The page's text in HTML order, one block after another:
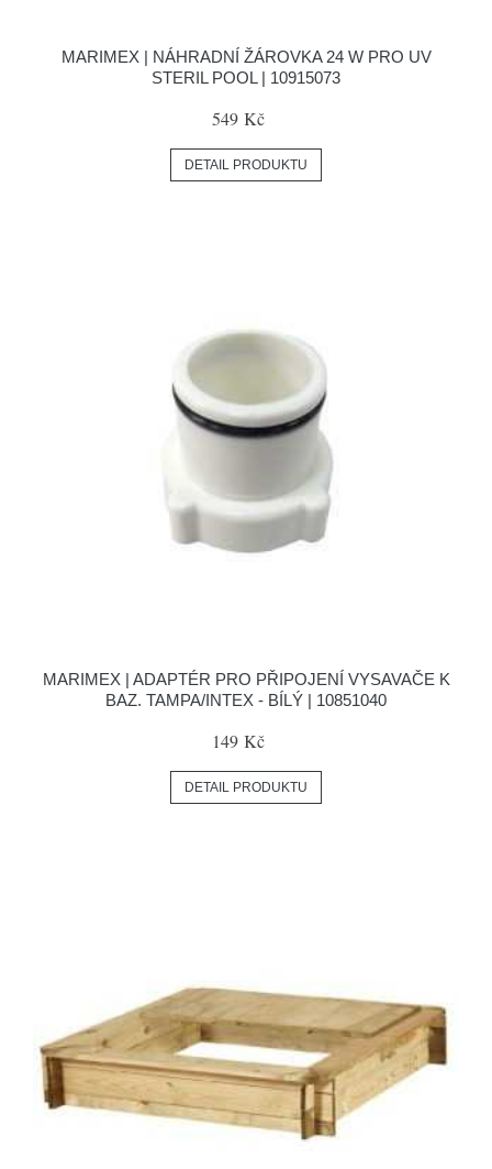
MARIMEX | NÁHRADNÍ ŽÁROVKA 24 W PRO UV
STERIL POOL | 10915073
549 Kč
DETAIL PRODUKTU
MARIMEX | ADAPTÉR PRO PŘIPOJENÍ VYSAVAČE K
BAZ. TAMPA/INTEX - BÍLÝ | 10851040
149 Kč
DETAIL PRODUKTU